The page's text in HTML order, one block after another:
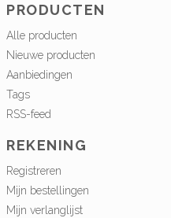
PRODUCTEN
Alle producten
Nieuwe producten
Aanbiedingen
Tags
RSS-feed
REKENING
Registreren
Mijn bestellingen
Mijn verlanglijst